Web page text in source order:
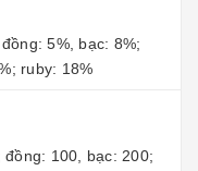
5%, bạc: 8%;
ruby: 18%
100, bạc: 200;